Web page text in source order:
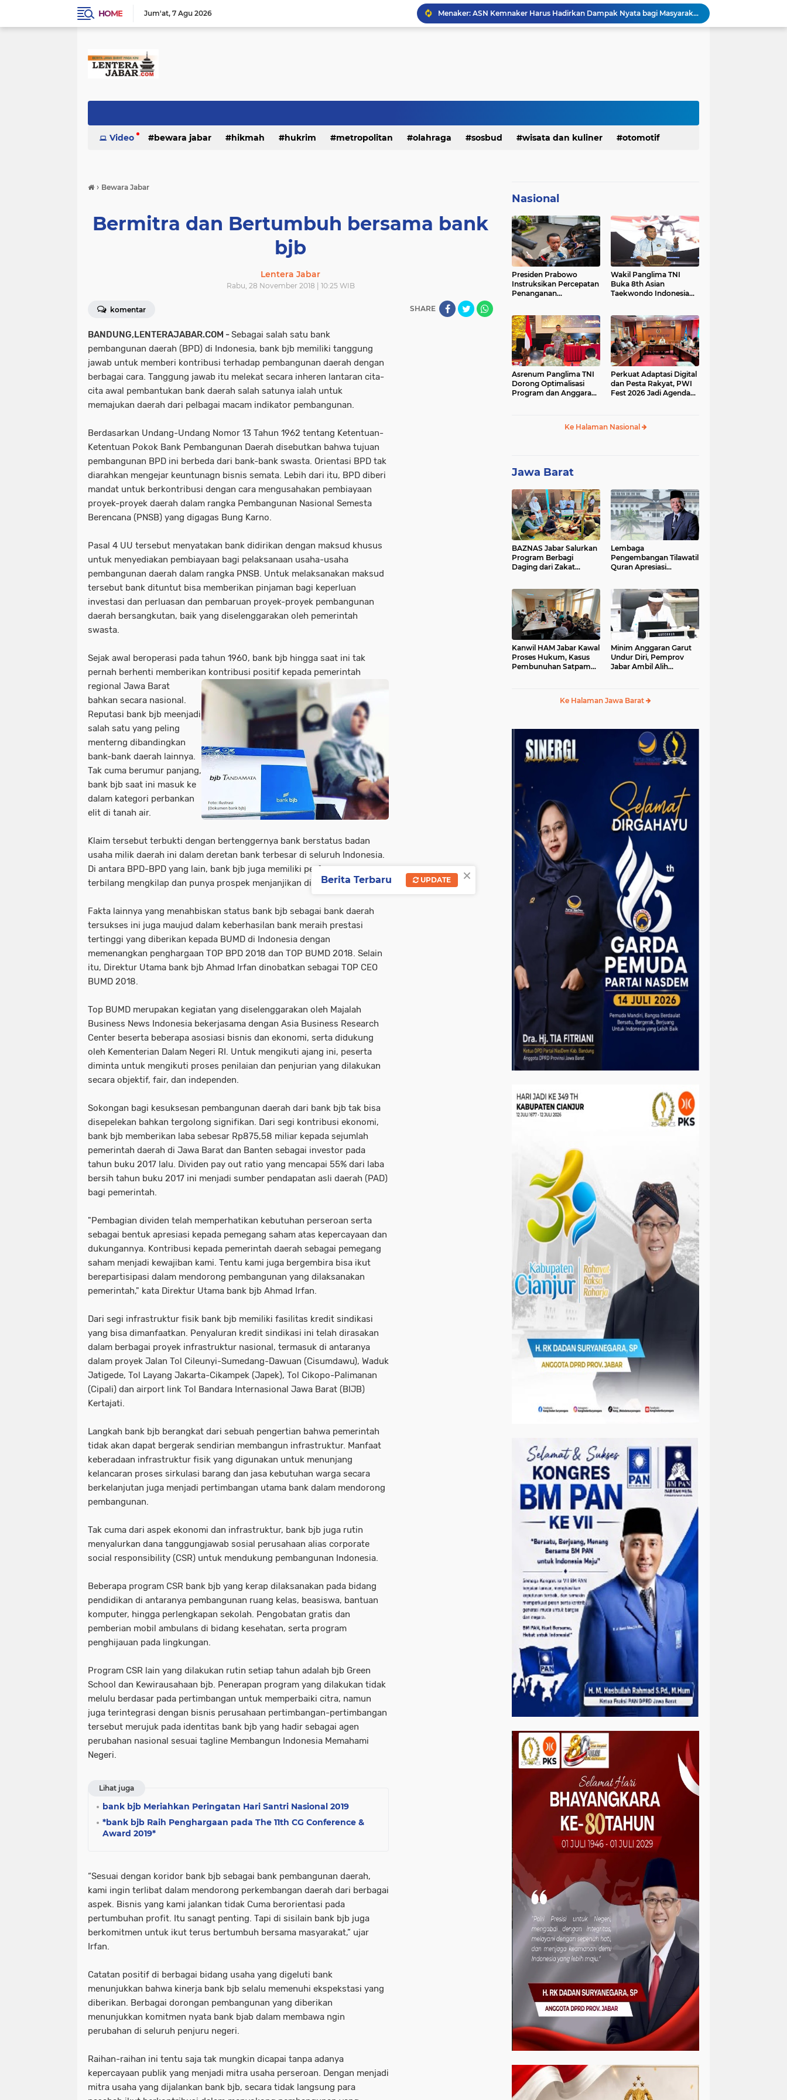
HOME Jum'at 7 Agu 2026
DPRD dan Gubernur Jawa Barat Menyepakati Rancangan KUA-PPAS APBD Tahun Anggaran 2027
Pemkot Siapkan 100 Armada Pengangkut Sampah Bila TPPAS Legok Nangka Beroperasi
KDM Fokus Rampungkan Pemenuhan Layanan Dasar dan Konektivitas Wilayah pada 2027
Video bewara jabar hikmah hukrim metropolitan olahraga sosbud wisata dan kuliner otomotif
› Bewara Jabar
Bermitra dan Bertumbuh bersama bank
bjb
Lentera Jabar
Rabu, 28 November 2018 | 10:25 WIB
komentar SHARE
BANDUNG,LENTERAJABAR.COM -Sebagai salah satu bank
pembangunan daerah (BPD) di Indonesia, bank bjb memiliki tanggung
jawab untuk memberi kontribusi terhadap pembangunan daerah dengan
berbagai cara. Tanggung jawab itu melekat secara inheren lantaran cita-
cita awal pembantukan bank daerah salah satunya ialah untuk
memajukan daerah dari pelbagai macam indikator pembangunan.
Berdasarkan Undang-Undang Nomor 13 Tahun 1962 tentang Ketentuan-
Ketentuan Pokok Bank Pembangunan Daerah disebutkan bahwa tujuan
pembangunan BPD ini berbeda dari bank-bank swasta. Orientasi BPD tak
diarahkan mengejar keuntunagn bisnis semata. Lebih dari itu, BPD diberi
mandat untuk berkontribusi dengan cara mengusahakan pembiayaan
proyek-proyek daerah dalam rangka Pembangunan Nasional Semesta
Berencana (PNSB) yang digagas Bung Karno.
Pasal 4 UU tersebut menyatakan bank didirikan dengan maksud khusus
untuk menyediakan pembiayaan bagi pelaksanaan usaha-usaha
pembangunan daerah dalam rangka PNSB. Untuk melaksanakan maksud
tersebut bank dituntut bisa memberikan pinjaman bagi keperluan
investasi dan perluasan dan pembaruan proyek-proyek pembangunan
daerah bersangkutan, baik yang diselenggarakan oleh pemerintah
swasta.
Sejak awal beroperasi pada tahun 1960, bank bjb hingga saat ini tak
pernah berhenti memberikan kontribusi positif kepada pemerintah
regional Jawa Barat
bahkan secara nasional.
Reputasi bank bjb meenjadi
salah satu yang peling
menterng dibandingkan
bank-bank daerah lainnya.
Tak cuma berumur panjang,
bank bjb saat ini masuk ke
dalam kategori perbankan
elit di tanah air.
Klaim tersebut terbukti dengan bertenggernya bank berstatus badan
usaha milik daerah ini dalam deretan bank terbesar di seluruh Indonesia.
Di antara BPD-BPD yang lain, bank bjb juga memiliki performa yang
terbilang mengkilap dan punya prospek menjanjikan di masa depan.
Fakta lainnya yang menahbiskan status bank bjb sebagai bank daerah
tersukses ini juga maujud dalam keberhasilan bank meraih prestasi
tertinggi yang diberikan kepada BUMD di Indonesia dengan
memenangkan penghargaan TOP BPD 2018 dan TOP BUMD 2018. Selain
itu, Direktur Utama bank bjb Ahmad Irfan dinobatkan sebagai TOP CEO
BUMD 2018.
Top BUMD merupakan kegiatan yang diselenggarakan oleh Majalah
Business News Indonesia bekerjasama dengan Asia Business Research
Center beserta beberapa asosiasi bisnis dan ekonomi, serta didukung
oleh Kementerian Dalam Negeri RI. Untuk mengikuti ajang ini, peserta
diminta untuk mengikuti proses penilaian dan penjurian yang dilakukan
secara objektif, fair, dan independen.
Sokongan bagi kesuksesan pembangunan daerah dari bank bjb tak bisa
disepelekan bahkan tergolong signifikan. Dari segi kontribusi ekonomi,
bank bjb memberikan laba sebesar Rp875,58 miliar kepada sejumlah
pemerintah daerah di Jawa Barat dan Banten sebagai investor pada
tahun buku 2017 lalu. Dividen pay out ratio yang mencapai 55% dari laba
bersih tahun buku 2017 ini menjadi sumber pendapatan asli daerah (PAD)
bagi pemerintah.
"Pembagian dividen telah memperhatikan kebutuhan perseroan serta
sebagai bentuk apresiasi kepada pemegang saham atas kepercayaan dan
dukungannya. Kontribusi kepada pemerintah daerah sebagai pemegang
saham menjadi kewajiban kami. Tentu kami juga bergembira bisa ikut
berepartisipasi dalam mendorong pembangunan yang dilaksanakan
pemerintah," kata Direktur Utama bank bjb Ahmad Irfan.
Dari segi infrastruktur fisik bank bjb memiliki fasilitas kredit sindikasi
yang bisa dimanfaatkan. Penyaluran kredit sindikasi ini telah dirasakan
dalam berbagai proyek infrastruktur nasional, termasuk di antaranya
dalam proyek Jalan Tol Cileunyi-Sumedang-Dawuan (Cisumdawu), Waduk
Jatigede, Tol Layang Jakarta-Cikampek (Japek), Tol Cikopo-Palimanan
(Cipali) dan airport link Tol Bandara Internasional Jawa Barat (BIJB)
Kertajati.
Langkah bank bjb berangkat dari sebuah pengertian bahwa pemerintah
tidak akan dapat bergerak sendirian membangun infrastruktur. Manfaat
keberadaan infrastruktur fisik yang digunakan untuk menunjang
kelancaran proses sirkulasi barang dan jasa kebutuhan warga secara
berkelanjutan juga menjadi pertimbangan utama bank dalam mendorong
pembangunan.
Tak cuma dari aspek ekonomi dan infrastruktur, bank bjb juga rutin
menyalurkan dana tanggungjawab sosial perusahaan alias corporate
social responsibility (CSR) untuk mendukung pembangunan Indonesia.
Beberapa program CSR bank bjb yang kerap dilaksanakan pada bidang
pendidikan di antaranya pembangunan ruang kelas, beasiswa, bantuan
komputer, hingga perlengkapan sekolah. Pengobatan gratis dan
pemberian mobil ambulans di bidang kesehatan, serta program
penghijauan pada lingkungan.
Program CSR lain yang dilakukan rutin setiap tahun adalah bjb Green
School dan Kewirausahaan bjb. Penerapan program yang dilakukan tidak
melulu berdasar pada pertimbangan untuk memperbaiki citra, namun
juga terintegrasi dengan bisnis perusahaan pertimbangan-pertimbangan
tersebut merujuk pada identitas bank bjb yang hadir sebagai agen
perubahan nasional sesuai tagline Membangun Indonesia Memahami
Negeri.
Lihat juga
bank bjb Meriahkan Peringatan Hari Santri Nasional 2019
*bank bjb Raih Penghargaan pada The 11th CG Conference &
Award 2019*
“Sesuai dengan koridor bank bjb sebagai bank pembangunan daerah,
kami ingin terlibat dalam mendorong perkembangan daerah dari berbagai
aspek. Bisnis yang kami jalankan tidak Cuma berorientasi pada
pertumbuhan profit. Itu sanagt penting. Tapi di sisilain bank bjb juga
berkomitmen untuk ikut terus bertumbuh bersama masyarakat,” ujar
Irfan.
Catatan positif di berbagai bidang usaha yang digeluti bank
menunjukkan bahwa kinerja bank bjb selalu memenuhi ekspekstasi yang
diberikan. Berbagai dorongan pembangunan yang diberikan
menunjukkan komitmen nyata bank bjab dalam membawa ngin
perubahan di seluruh penjuru negeri.
Raihan-raihan ini tentu saja tak mungkin dicapai tanpa adanya
kepercayaan publik yang menjadi mitra usaha perseroan. Dengan menjadi
mitra usaha yang dijalankan bank bjb, secara tidak langsung para
Nasional
Presiden Prabowo
Instruksikan Percepatan
Penanganan
BBM
Wakil Panglima TNI
Buka 8th Asian
Taekwondo Indonesia
Asrenum Panglima TNI
Dorong Optimalisasi
Program dan Anggaran
Perkuat Adaptasi Digital
dan Pesta Rakyat, PWI
Fest 2026 Jadi Agenda
Ke Halaman Nasional
Jawa Barat
BAZNAS Jabar Salurkan
Program Berbagi
Daging dari Zakat
Purwakarta
Lembaga
Pengembangan Tilawatil
Quran Apresiasi
Langsung MTQ Jabar
Kanwil HAM Jabar Kawal
Proses Hukum, Kasus
Pembunuhan Satpam
Minim Anggaran Garut
Undur Diri, Pemprov
Jabar Ambil Alih
Ke Halaman Jawa Barat
×
Berita Terbaru UPDATE